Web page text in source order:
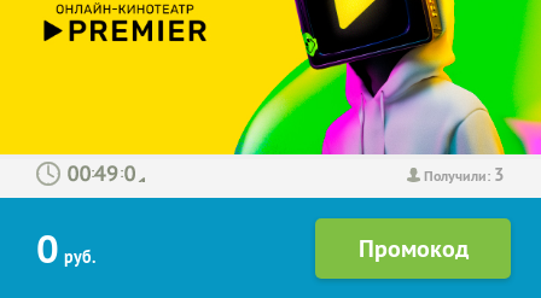
Получили: 3
: :
0 руб.